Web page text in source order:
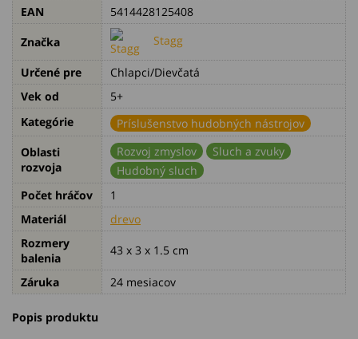
EAN
5414428125408
Značka
Stagg
Určené pre
Chlapci/Dievčatá
Vek od
5+
Kategórie
Príslušenstvo hudobných nástrojov
Oblasti
rozvoja
Rozvoj zmyslov
Sluch a zvuky
Hudobný sluch
Počet hráčov
1
Materiál
drevo
Rozmery
balenia
43 x 3 x 1.5 cm
Záruka 24 mesiacov
Popis produktu